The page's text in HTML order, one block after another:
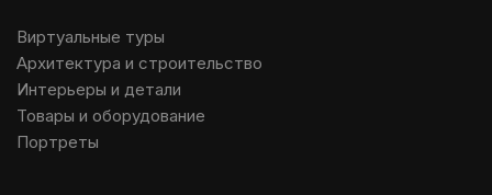
Виртуальные туры
Архитектура и строительство
Интерьеры и детали
Товары и оборудование
Портреты